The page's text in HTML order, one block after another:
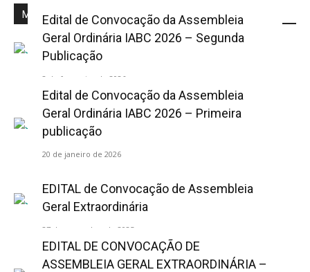
Mais Popular
Edital de Convocação da Assembleia
Geral Ordinária IABC 2026 – Segunda
Publicação
2 de fevereiro de 2026
Edital de Convocação da Assembleia
Geral Ordinária IABC 2026 – Primeira
publicação
20 de janeiro de 2026
EDITAL de Convocação de Assembleia
Geral Extraordinária
27 de novembro de 2025
EDITAL DE CONVOCAÇÃO DE
ASSEMBLEIA GERAL EXTRAORDINÁRIA –